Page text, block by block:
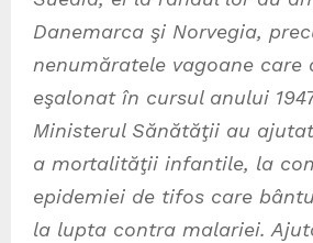
Danemarca şi Norvegia,
nenumăratele vagoane care
eşalonat în cursul anului
Ministerul Sănătăţii au
a mortalităţii infantile, la
epidemiei de tifos care
la lupta contra malariei.